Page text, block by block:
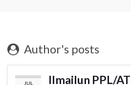
Author's posts
JUL
Ilmailun PPL/